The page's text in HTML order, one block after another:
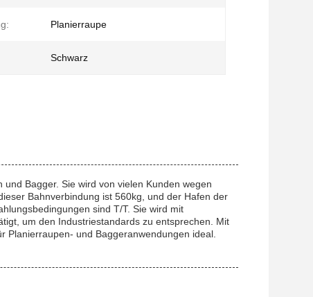
Planierraupe
Schwarz
Bagger. Sie wird von vielen Kunden wegen
Bahnverbindung ist 560kg, und der Hafen der
sind T/T. Sie wird mit
um den Industriestandards zu entsprechen. Mit
Planierraupen- und Baggeranwendungen ideal.